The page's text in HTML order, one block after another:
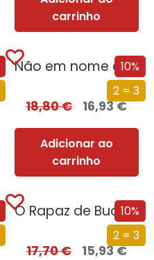
carrinho
10%
2 = 3
Não em nome de Deus – Como explicar a violência religiosa
18,80€ 16,93€
Adicionar ao
carrinho
10%
2 = 3
O Rapaz de Buchenwald
17,70€ 15,93€